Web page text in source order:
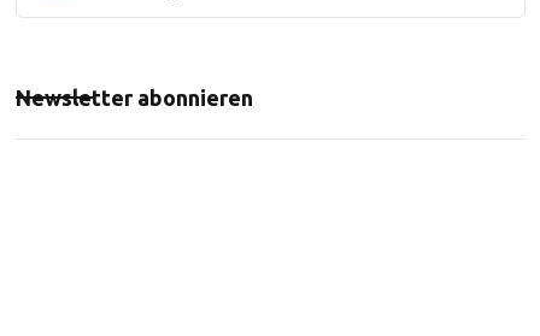
Newsletter abonnieren